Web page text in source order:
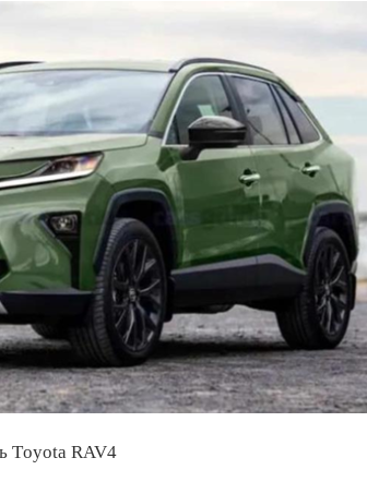
Тoyota RAV4